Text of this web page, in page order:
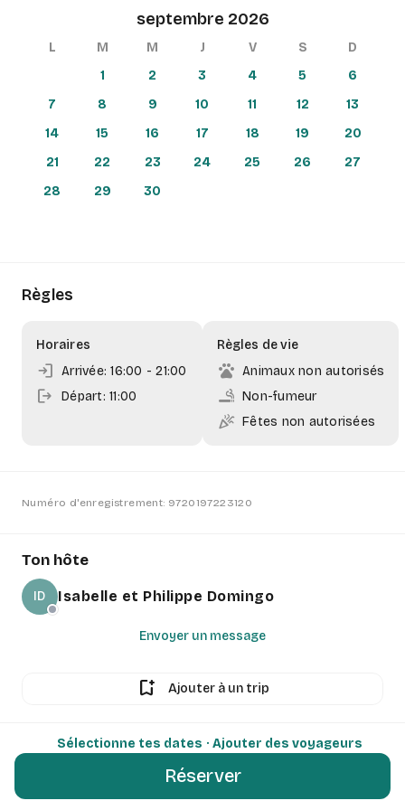
nautiques, excursions, randonnées
Ce logement est une base parfaite pour découvrir la
septembre 2026
L M M J V S
D
1
2 3 4 5
6
7
8 9 10 11 12
13
14
15 16 17 18 19
20
21
22 23 24 25 26
27
28
29 30
Règles
Horaires
login Arrivée: 16:00 - 21:00
logout Départ: 11:00
Règles de vie
pets Animaux non autorisés
smoking_rooms Non-fumeur
celebration Fêtes non autorisées
Numéro d'enregistrement: 9720197223120
Ton hôte
ID Isabelle et Philippe Domingo
Envoyer un message
bookmark_add Ajouter à un trip
Sélectionne tes dates · Ajouter des voyageurs
Réserver